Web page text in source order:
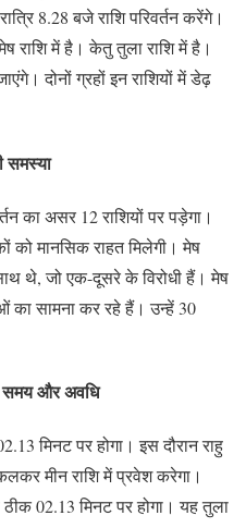
8.28 बजे राशि परिवर्तन करेंगे।
राशि में है। केतु तुला राशि में है।
दोनों ग्रहों इन राशियों में डेढ़
समस्या
का असर 12 राशियों पर पड़ेगा।
मानसिक राहत मिलेगी। मेष
थे, जो एक-दूसरे के विरोधी हैं। मेष
सामना कर रहे हैं। उन्हें 30
समय और अवधि
मिनट पर होगा। इस दौरान राहु
मीन राशि में प्रवेश करेगा।
02.13 मिनट पर होगा। यह तुला